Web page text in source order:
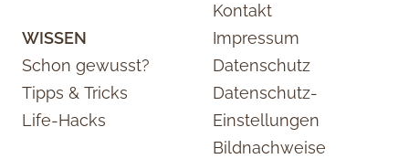
WISSEN
Schon gewusst?
Tipps & Tricks
Life-Hacks
Kontakt
Impressum
Datenschutz
Datenschutz-
Einstellungen
Bildnachweise